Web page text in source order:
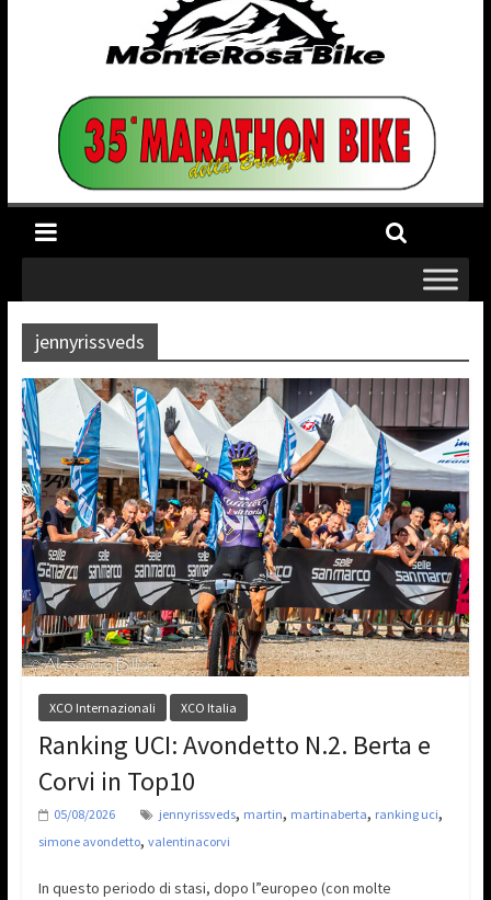
jennyrissveds
XCO Internazionali XCO Italia
Ranking UCI: Avondetto N.2. Berta e
Corvi in Top10
05/08/2026 jennyrissveds, martin, martinaberta, ranking uci,
simone avondetto, valentinacorvi
In questo periodo di stasi, dopo l”europeo (con molte